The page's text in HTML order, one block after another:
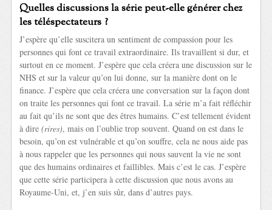
Quelles discussions la série peut-elle générer chez
les téléspectateurs ?
J’espère qu’elle suscitera un sentiment de compassion pour les
personnes qui font ce travail extraordinaire. Ils travaillent si dur, et
surtout en ce moment. J’espère que cela créera une discussion sur le
NHS et sur la valeur qu’on lui donne, sur la manière dont on le
finance. J’espère que cela créera une conversation sur la façon dont
on traite les personnes qui font ce travail. La série m’a fait réfléchir
au fait qu’ils ne sont que des êtres humains. C’est tellement évident
à dire(rires), mais on l’oublie trop souvent. Quand on est dans le
besoin, qu’on est vulnérable et qu’on souffre, cela ne nous aide pas
à nous rappeler que les personnes qui nous sauvent la vie ne sont
que des humains ordinaires et faillibles. Mais c’est le cas. J’espère
que cette série participera à cette discussion que nous avons au
Royaume-Uni, et, j’en suis sûr, dans d’autres pays.